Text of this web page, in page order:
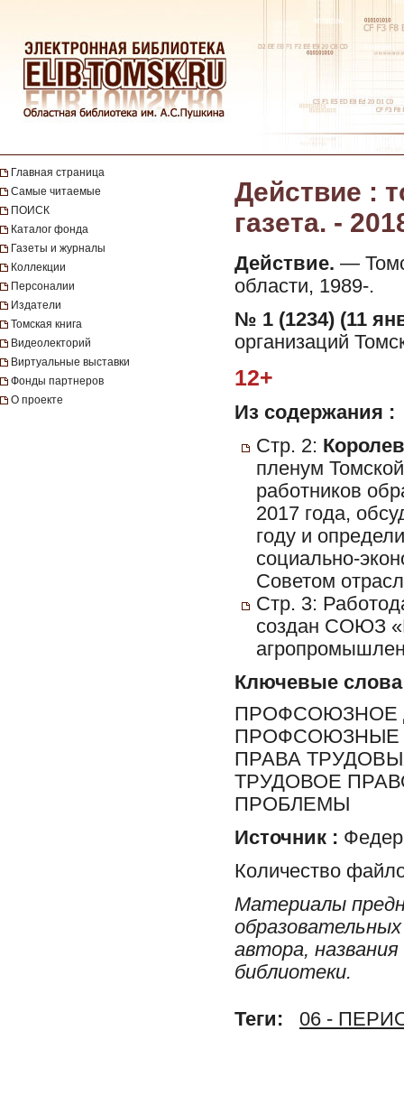
Главная страница
Самые читаемые
ПОИСК
Каталог фонда
Газеты и журналы
Коллекции
Персоналии
Издатели
Томская книга
Видеолекторий
Виртуальные выставки
Фонды партнеров
О проекте
Действие :
газета. -
Действие. —
области, 1989-.
№ 1 (1234) (11
организаций
12+
Из содержания :
Стр. 2:
пленум
работников
2017 года,
году и
социально-
Советом
Стр. 3:
создан СОЮЗ
Ключевые слова
ПРОФСОЮЗНОЕ
ПРОФСОЮЗНЫЕ
ПРАВА
ТРУДОВОЕ
ПРОБЛЕМЫ
Источник :
Количество
Материалы
автора,
библиотеки.
Теги: 06 -